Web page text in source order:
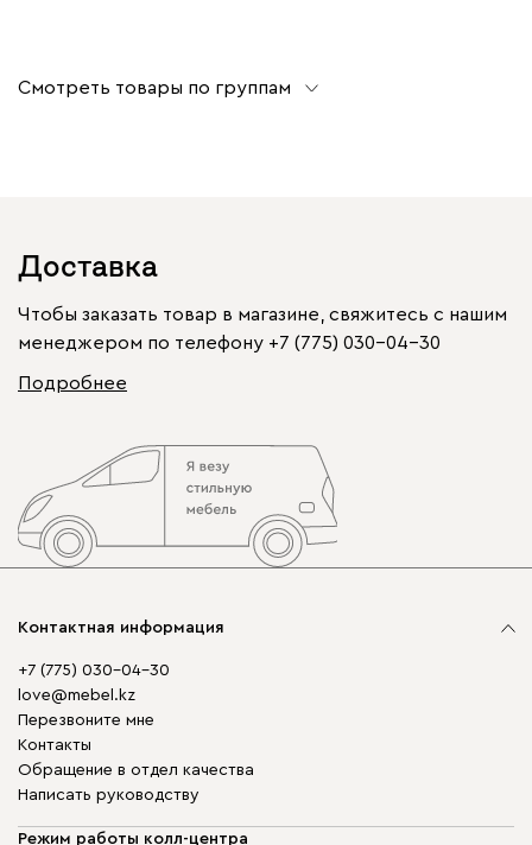
Смотреть товары по группам
Доставка
Чтобы заказать товар в магазине, свяжитесь с нашим
менеджером по телефону +7 (775) 030-04-30
Подробнее
Контактная информация
+7 (775) 030-04-30
love@mebel.kz
Перезвоните мне
Контакты
Обращение в отдел качества
Написать руководству
Режим работы колл-центра